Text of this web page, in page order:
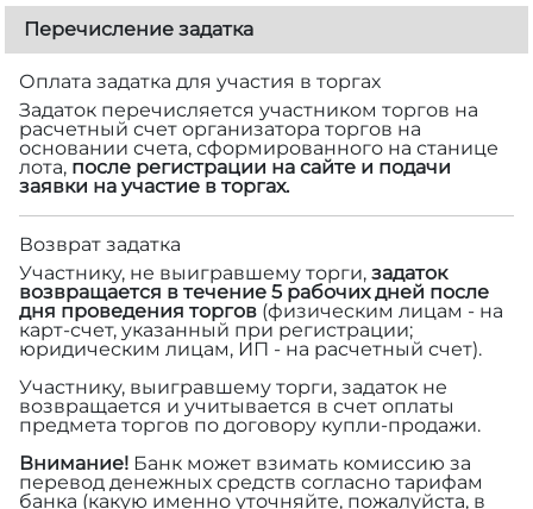
Перечисление задатка
Оплата задатка для участия в торгах
Задаток перечисляется участником торгов на
расчетный счет организатора торгов на
основании счета, сформированного на станице
лота, после регистрации на сайте и подачи
заявки на участие в торгах.
Возврат задатка
Участнику, не выигравшему торги, задаток
возвращается в течение 5 рабочих дней после
дня проведения торгов (физическим лицам - на
карт-счет, указанный при регистрации;
юридическим лицам, ИП - на расчетный счет).
Участнику, выигравшему торги, задаток не
возвращается и учитывается в счет оплаты
предмета торгов по договору купли-продажи.
Внимание! Банк может взимать комиссию за
перевод денежных средств согласно тарифам
банка (какую именно уточняйте, пожалуйста, в